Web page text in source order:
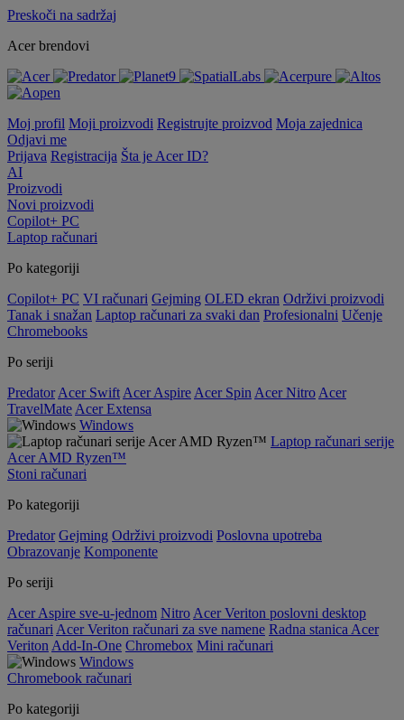
Preskoči na sadržaj
Acer brendovi
Moj profil Moji proizvodi Registrujte proizvod Moja zajednica
Odjavi me
Prijava Registracija Šta je Acer ID?
AI
Proizvodi
Novi proizvodi
Copilot+ PC
Laptop računari
Po kategoriji
Copilot+ PC VI računari Gejming OLED ekran Održivi proizvodi
Tanak i snažan Laptop računari za svaki dan Profesionalni Učenje
Chromebooks
Po seriji
Predator Acer Swift Acer Aspire Acer Spin Acer Nitro Acer
TravelMate Acer Extensa
Windows
Laptop računari serije
Acer AMD Ryzen™
Stoni računari
Po kategoriji
Predator Gejming Održivi proizvodi Poslovna upotreba
Obrazovanje Komponente
Po seriji
Acer Aspire sve-u-jednom Nitro Acer Veriton poslovni desktop
računari Acer Veriton računari za sve namene Radna stanica Acer
Veriton Add-In-One Chromebox Mini računari
Windows
Chromebook računari
Po kategoriji